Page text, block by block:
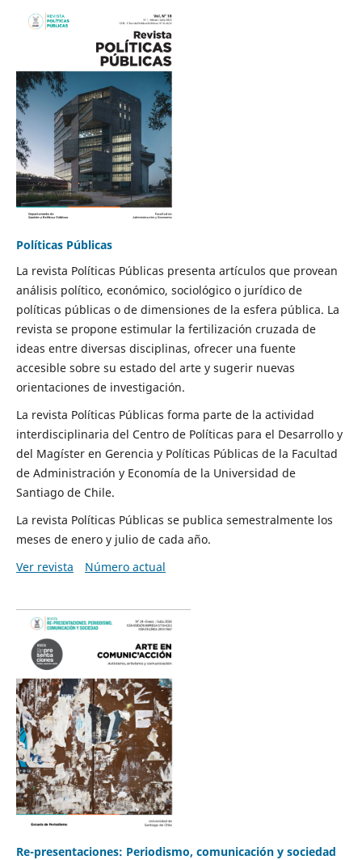
Políticas Públicas
La revista Políticas Públicas presenta artículos que provean
análisis político, económico, sociológico o jurídico de
políticas públicas o de dimensiones de la esfera pública. La
revista se propone estimular la fertilización cruzada de
ideas entre diversas disciplinas, ofrecer una fuente
accesible sobre su estado del arte y sugerir nuevas
orientaciones de investigación.
La revista Políticas Públicas forma parte de la actividad
interdisciplinaria del Centro de Políticas para el Desarrollo y
del Magíster en Gerencia y Políticas Públicas de la Facultad
de Administración y Economía de la Universidad de
Santiago de Chile.
La revista Políticas Públicas se publica semestralmente los
meses de enero y julio de cada año.
Ver revista
Número actual
Re-presentaciones: Periodismo, comunicación y sociedad